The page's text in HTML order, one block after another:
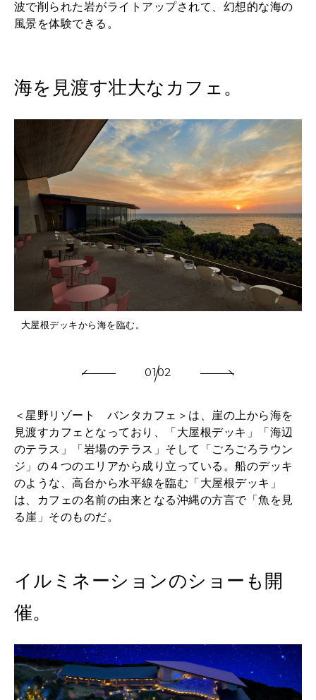
波で削られた岩がライトアップされて、幻想的な海の
風景を体験できる。
海を見渡す壮大なカフェ。
大屋根デッキから海を臨む。
0102
＜星野リゾート バンタカフェ＞は、崖の上から海を
見渡すカフェとなっており、「大屋根デッキ」「海辺
のテラス」「岩場のテラス」そして「ごろごろラウン
ジ」の４つのエリアから成り立っている。船のデッキ
のような、高台から水平線を臨む「大屋根デッキ」
は、カフェの名前の由来となる沖縄の方言で「魚を見
る崖」そのものだ。
イルミネーションのショーも開
催。